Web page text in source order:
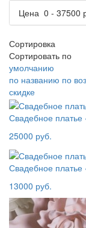
Цена 0 - 37500
Сортировка
Сортировать по
умолчанию
по названию по
скидке
Свадебное платье
25000 руб.
Свадебное платье
13000 руб.